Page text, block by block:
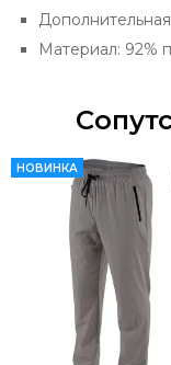
Материал: 92%
НОВИНКА